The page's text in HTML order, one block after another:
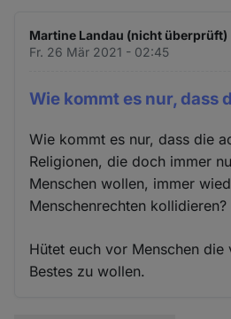
Martine Landau (nicht überprüft)
Fr. 26 Mär 2021 - 02:45
Wie kommt es nur, dass
Wie kommt es nur, dass die
Religionen, die doch immer
Menschen wollen, immer
Menschenrechten kollidieren?
Hütet euch vor Menschen die
Bestes zu wollen.